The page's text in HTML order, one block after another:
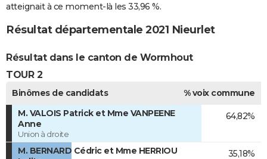
atteignait à ce moment-là les 33,96 %.
Résultat départementale 2021 Nieurlet
Résultat dans le canton de Wormhout
TOUR 2
Binômes de candidats
% voix commune
M. VALOIS Patrick et Mme VANPEENE
Anne
Union à droite
64,82%
M. BERNARD Cédric et Mme HERRIOU
35,18%